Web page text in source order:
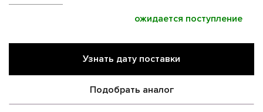
ожидается поступление
Узнать дату поставки
Подобрать аналог